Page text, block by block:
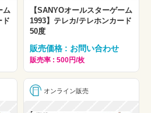
ム
ド
【SANYOオールスターゲーム
1993】テレカ/テレホンカード
50度
販売価格 : お問い合わせ
販売率 : 500円/枚
オンライン販売